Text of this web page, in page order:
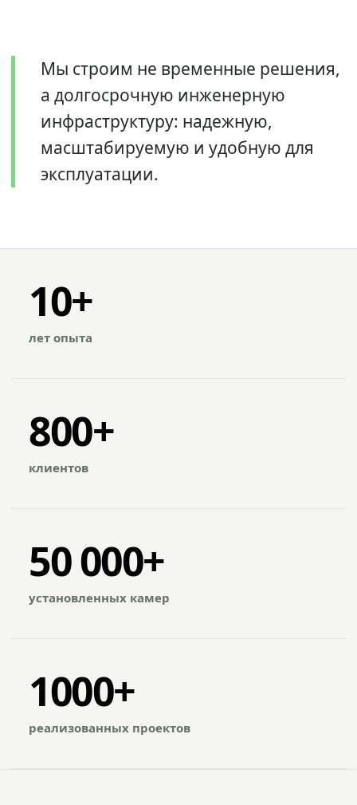
Мы строим не временные решения,
а долгосрочную инженерную
инфраструктуру: надежную,
масштабируемую и удобную для
эксплуатации.
10+
лет опыта
800+
клиентов
50 000+
установленных камер
1000+
реализованных проектов